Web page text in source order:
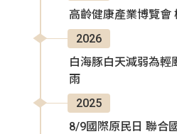
高齡健康產業博覽會
2026
白海豚白天減弱為輕
雨
2025
8/9國際原民日 聯合